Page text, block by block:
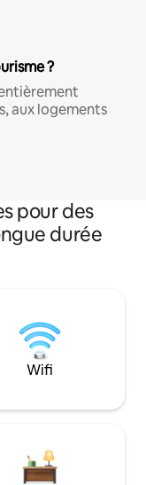
?
aux logements
pour des
durée
Wifi